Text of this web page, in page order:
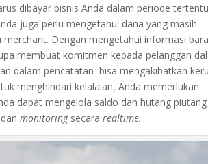
dibayar bisnis Anda dalam periode
juga perlu mengetahui dana yang masih
Dengan mengetahui informasi
membuat komitmen kepada pelanggan
dalam pencatatan bisa mengakibatkan
menghindari kelalaian, Anda memerlukan
dapat mengelola saldo dan hutang piutang
danmonitoring secararealtime.